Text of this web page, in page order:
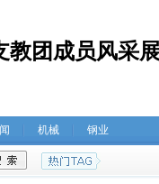
团成员风采
机械 钢业